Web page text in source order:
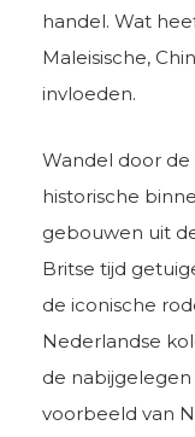
handel. Wat
Maleisische,
invloeden.
Wandel door de
historische
gebouwen uit
Britse tijd
de iconische
Nederlandse
de
voorbeeld van